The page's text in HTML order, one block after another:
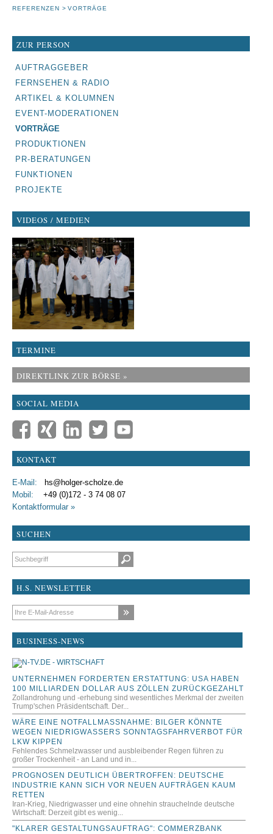
REFERENZEN VORTRÄGE
ZUR PERSON
NAVIGATION
ÜBERSPRINGEN
AUFTRAGGEBER
FERNSEHEN & RADIO
ARTIKEL & KOLUMNEN
EVENT-MODERATIONEN
VORTRÄGE
PRODUKTIONEN
PR-BERATUNGEN
FUNKTIONEN
PROJEKTE
VIDEOS / MEDIEN
TERMINE
DIREKTLINK ZUR BÖRSE »
SOCIAL MEDIA
KONTAKT
E-Mail:
hs@holger-scholze.de
Mobil: +49 (0)172 - 3 74 08 07
Kontaktformular »
SUCHEN
Suchbegriffe
H.S. NEWSLETTER
E-Mail-Adresse
BUSINESS-NEWS
UNTERNEHMEN FORDERTEN ERSTATTUNG: USA HABEN
100 MILLIARDEN DOLLAR AUS ZÖLLEN ZURÜCKGEZAHLT
Zollandrohung und -erhebung sind wesentliches Merkmal der zweiten
Trump'schen Präsidentschaft. Der...
WÄRE EINE NOTFALLMASSNAHME: BILGER KÖNNTE W
EGEN NIEDRIGWASSERS SONNTAGSFAHRVERBOT FÜR L
KW KIPPEN
Fehlendes Schmelzwasser und ausbleibender Regen führen zu
großer Trockenheit - an Land und in...
PROGNOSEN DEUTLICH ÜBERTROFFEN: DEUTSCHE
INDUSTRIE KANN SICH VOR NEUEN AUFTRÄGEN KAUM
RETTEN
Iran-Krieg, Niedrigwasser und eine ohnehin strauchelnde deutsche
Wirtschaft: Derzeit gibt es wenig...
"KLARER GESTALTUNGSAUFTRAG": COMMERZBANK